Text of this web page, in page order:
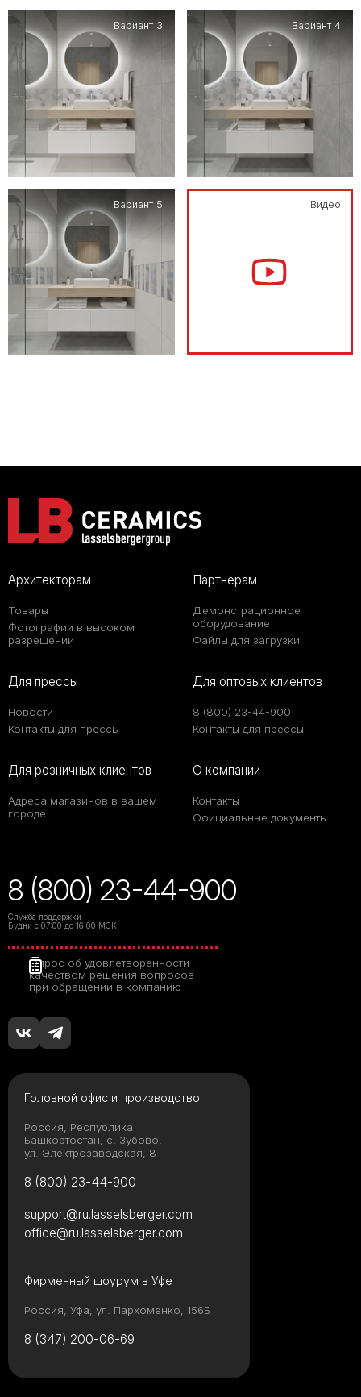
Вариант 3 Вариант 4
Вариант 5 Видео
Архитекторам
Товары
Фотографии в высоком
разрешении
Партнерам
Демонстрационное
оборудование
Файлы для загрузки
Для прессы
Новости
Контакты для прессы
Для оптовых клиентов
8 (800) 23-44-900
Контакты для прессы
Для розничных клиентов
Адреса магазинов в вашем
городе
О компании
Контакты
Официальные документы
8 (800) 23-44-900
Служба поддержки
Будни с 07:00 до 16:00 МСК
Опрос об удовлетворенности
качеством решения вопросов
при обращении в компанию
Головной офис и производство
Россия, Республика
Башкортостан, с. Зубово,
ул. Электрозаводская, 8
8 (800) 23-44-900
Фирменный шоурум в Уфе
Россия, Уфа, ул. Пархоменко, 156Б
8 (347) 200-06-69
support@ru.lasselsberger.com
office@ru.lasselsberger.com